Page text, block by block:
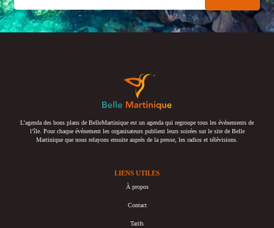
L’agenda des bons plans de BelleMartinique est un agenda qui regroupe tous les événements de
l’île. Pour chaque événement les organisateurs publient leurs soirées sur le site de Belle
Martinique que nous relayons ensuite auprès de la presse, les radios et télévisions.
LIENS UTILES
À propos
Contact
Tarifs